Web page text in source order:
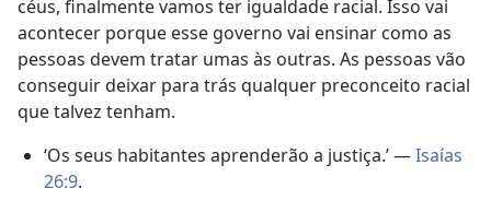
céus, finalmente vamos ter igualdade racial. Isso vai
acontecer porque esse governo vai ensinar como as
pessoas devem tratar umas às outras. As pessoas vão
conseguir deixar para trás qualquer preconceito racial
que talvez tenham.
‘Os seus habitantes aprenderão a justiça.’ —Isaías
26:9.